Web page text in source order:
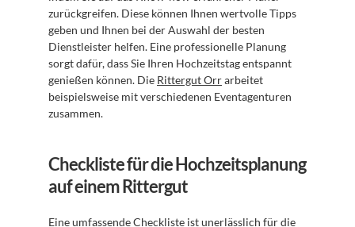
zurückgreifen. Diese können Ihnen wertvolle Tipps
geben und Ihnen bei der Auswahl der besten
Dienstleister helfen. Eine professionelle Planung
sorgt dafür, dass Sie Ihren Hochzeitstag entspannt
genießen können. Die Rittergut Orr arbeitet
beispielsweise mit verschiedenen Eventagenturen
zusammen.
Checkliste für die Hochzeitsplanung
auf einem Rittergut
Eine umfassende Checkliste ist unerlässlich für die